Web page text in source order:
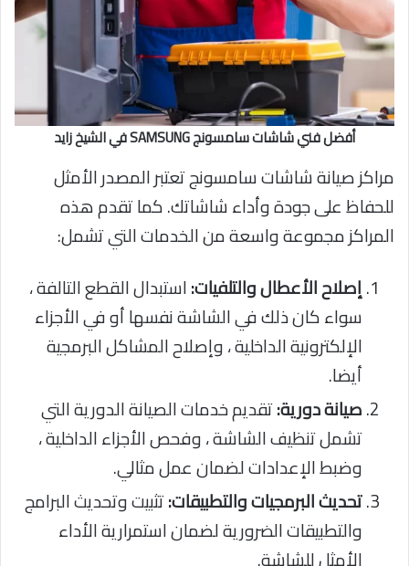
أفضل فني شاشات سامسونج SAMSUNG في الشيخ زايد
مراكز صيانة شاشات سامسونج تعتبر المصدر الأمثل
للحفاظ على جودة وأداء شاشاتك. كما تقدم هذه
المراكز مجموعة واسعة من الخدمات التي تشمل:
إصلاح الأعطال والتلفيات:استبدال القطع التالفة ،
سواء كان ذلك في الشاشة نفسها أو في الأجزاء
الإلكترونية الداخلية ، وإصلاح المشاكل البرمجية
أيضا.
صيانة دورية:تقديم خدمات الصيانة الدورية التي
تشمل تنظيف الشاشة ، وفحص الأجزاء الداخلية ،
وضبط الإعدادات لضمان عمل مثالي.
تحديث البرمجيات والتطبيقات:تثبيت وتحديث البرامج
والتطبيقات الضرورية لضمان استمرارية الأداء